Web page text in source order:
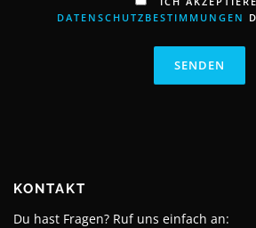
DATENSCHUTZBESTIMMUNGEN
KONTAKT
Du hast Fragen? Ruf uns einfach an: